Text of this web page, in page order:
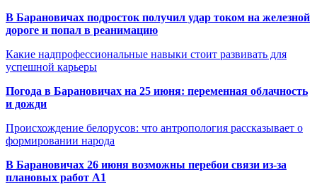
В Барановичах подросток получил удар током на железной
дороге и попал в реанимацию
Какие надпрофессиональные навыки стоит развивать для
успешной карьеры
Погода в Барановичах на 25 июня: переменная облачность
и дожди
Происхождение белорусов: что антропология рассказывает о
формировании народа
В Барановичах 26 июня возможны перебои связи из-за
плановых работ A1